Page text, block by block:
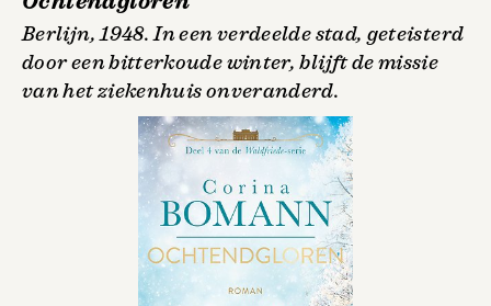
Berlijn, 1948. In een verdeelde stad, geteisterd
door een bitterkoude winter, blijft de missie
van het ziekenhuis onveranderd.